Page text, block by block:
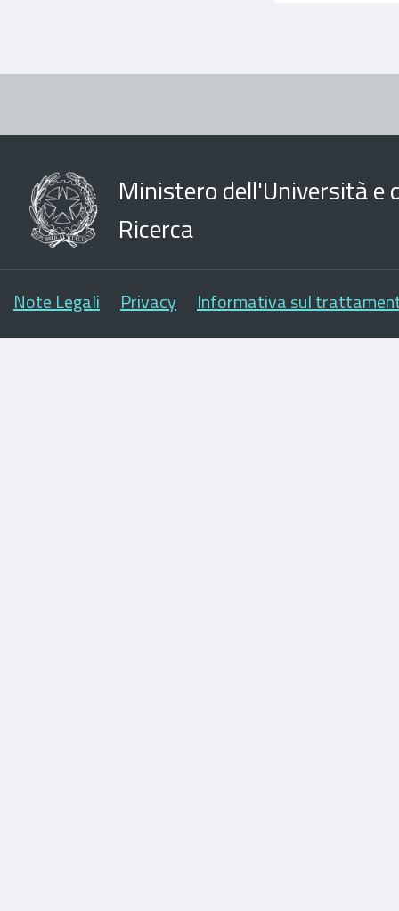
Ministero dell'Università e
Ricerca
Note Legali Privacy Informativa sul